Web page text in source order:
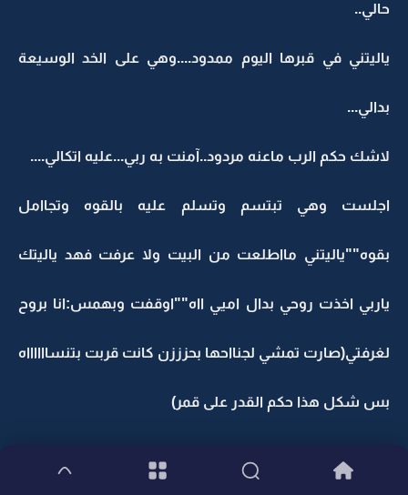
حالي..
ياليتني في قبرها اليوم ممدود....وهي على الخد الوسيعة
بدالي...
لاشك حكم الرب ماعنه مردود..آمنت به ربي...عليه اتكالي....
اجلست وهي تبتسم وتسلم عليه بالقوه وتجاامل
بقوه""ياليتني مااطلعت من البيت ولا عرفت فهد ياليتك
ياربي اخذت روحي بدال اميي ااه""اوقفت وبهمس:انا بروح
لغرفتي(صارت تمشي لجنااحها بحزززن كانت قربت بتنسااااااه
بس شكل هذا حكم القدر على قمر)